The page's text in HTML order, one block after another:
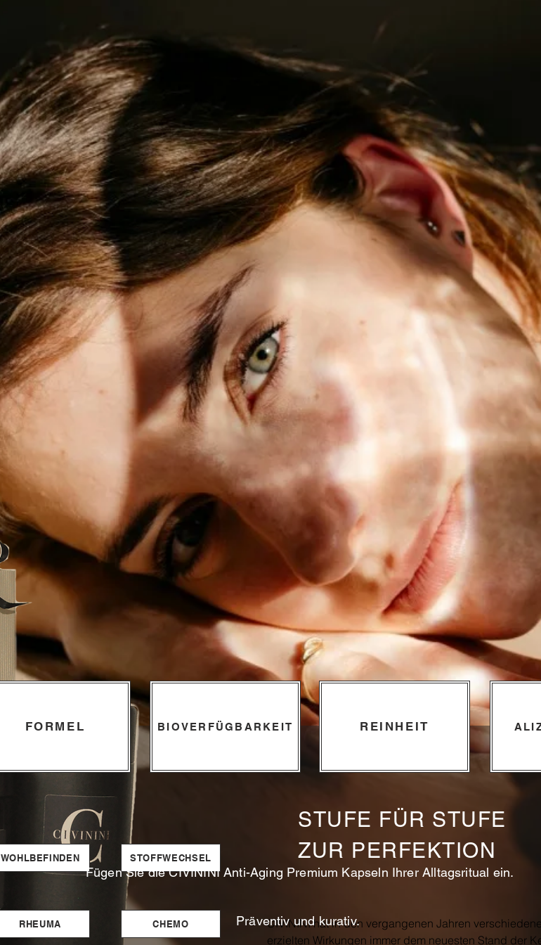
WOHLBEFINDEN STOFFWECHSEL
RHEUMA CHEMO
STUFE FÜR STUFE
ZUR PERFEKTION
CIVININI hat in den vergangenen Jahren
erzielten Wirkungen immer dem neuesten Stand der
Fügen Sie die CIVININI Anti-Aging Premium Kapseln Ihrer Alltagsritual ein.
Präventiv und kurativ.
FORMEL BIOVERFÜGBARKEIT REINHEIT